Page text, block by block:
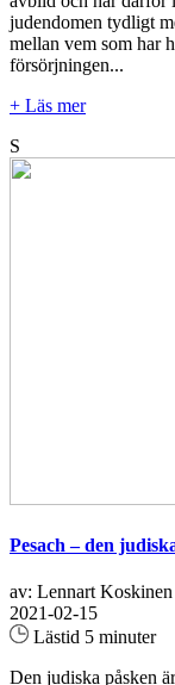
judendomen tydligt
mellan vem som har
försörjningen...
+ Läs mer
S
Pesach – den
av: Lennart
2021-02-15
Lästid 5 minuter
Den judiska påsken